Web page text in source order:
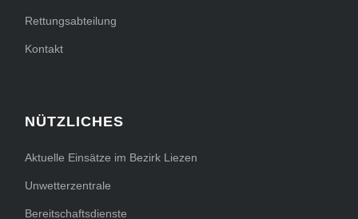
Rettungsabteilung
Kontakt
NÜTZLICHES
Aktuelle Einsätze im Bezirk Liezen
Unwetterzentrale
Bereitschaftsdienste